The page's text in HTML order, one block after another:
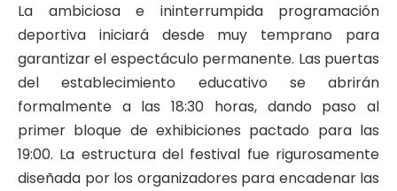
La ambiciosa e ininterrumpida programación
deportiva iniciará desde muy temprano para
garantizar el espectáculo permanente. Las puertas
del establecimiento educativo se abrirán
formalmente a las 18:30 horas, dando paso al
primer bloque de exhibiciones pactado para las
19:00. La estructura del festival fue rigurosamente
diseñada por los organizadores para encadenar las